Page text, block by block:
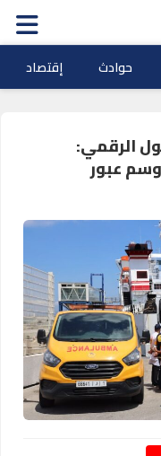
حوادث إقتصاد
الرقمي:
عبور